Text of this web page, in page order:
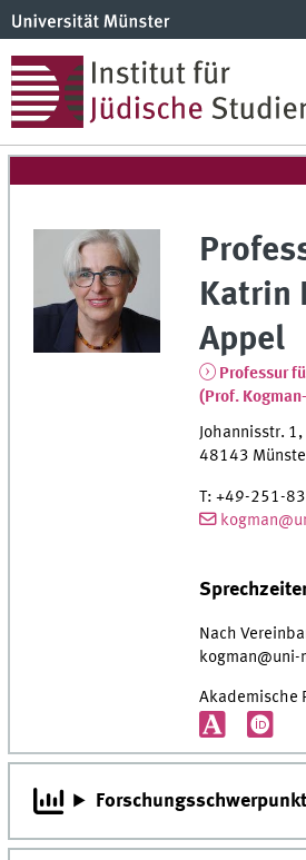
Katrin
Appel
Professur
(Prof.
Johannisstr. 1,
48143
T: +49-251-
Nach
Akademische
Forschungsschwerpunkt